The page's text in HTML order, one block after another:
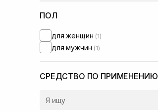
ПОЛ
для женщин (1)
для мужчин (1)
СРЕДСТВО ПО ПРИМЕНЕНИЮ